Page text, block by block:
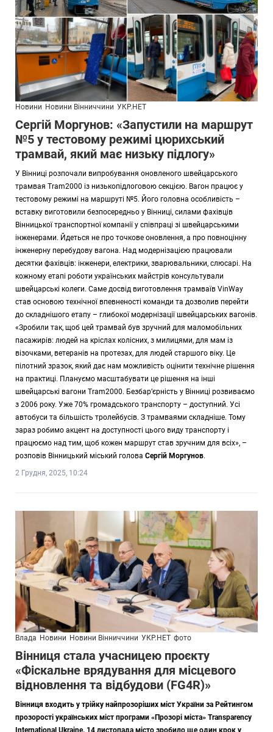
Новини Новини Вінниччини УКР.НЕТ
Сергій Моргунов: «Запустили на маршрут
№5 у тестовому режимі цюрихський
трамвай, який має низьку підлогу»
У Вінниці розпочали випробування оновленого швейцарського
трамвая Tram2000 із низькопідлоговою секцією. Вагон працює у
тестовому режимі на маршруті №5. Його головна особливість –
вставку виготовили безпосередньо у Вінниці, силами фахівців
Вінницької транспортної компанії у співпраці зі швейцарськими
інженерами. Йдеться не про точкове оновлення, а про повноцінну
інженерну перебудову вагона. Над модернізацією працювали
десятки фахівців: інженери, електрики, зварювальники, слюсарі. На
кожному етапі роботи українських майстрів консультували
швейцарські колеги. Саме досвід виготовлення трамваїв VinWay
став основою технічної впевненості команди та дозволив перейти
до складнішого етапу – глибокої модернізації швейцарських вагонів.
«Зробили так, щоб цей трамвай був зручний для маломобільних
пасажирів: людей на кріслах колісних, з милицями, для мам із
візочками, ветеранів на протезах, для людей старшого віку. Це
пілотний зразок, який дає нам можливість оцінити технічне рішення
на практиці. Плануємо масштабувати це рішення на інші
швейцарські вагони Tram2000. Безбар’єрність у Вінниці розвиваємо
з 2006 року. Уже 70% громадського транспорту – доступний. Усі
автобуси та більшість тролейбусів. З трамваями складніше. Тому
зараз робимо акцент на доступності цього виду транспорту і
працюємо над тим, щоб кожен маршрут став зручним для всіх», –
розповів Вінницький міський голова Сергій Моргунов.
2 Грудня, 2025, 10:24
Влада Новини Новини Вінниччини УКР.НЕТ фото
Вінниця стала учасницею проєкту
«Фіскальне врядування для місцевого
відновлення та відбудови (FG4R)»
Вінниця входить у трійку найпрозоріших міст України за Рейтингом
прозорості українських міст програми «Прозорі міста» Transparency